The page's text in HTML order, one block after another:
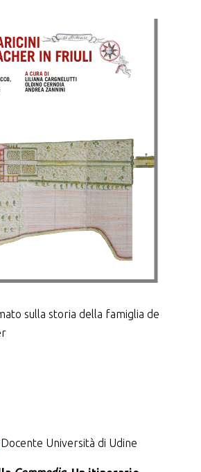
sulla storia della famiglia de
Docente Università di Udine